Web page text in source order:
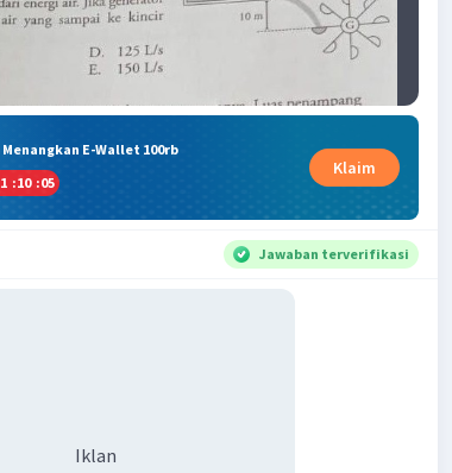
E-Wallet 100rb
:10 :05
Klaim
Jawaban terverifikasi
Iklan